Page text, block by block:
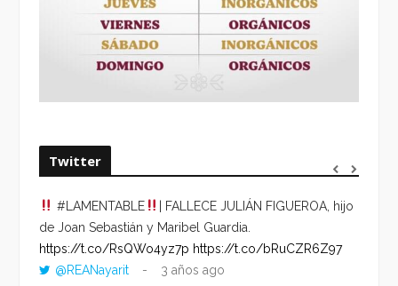
Twitter
#LAMENTABLE
| FALLECE JULIÁN FIGUEROA, hijo
de Joan Sebastián y Maribel Guardia.
https://t.co/RsQWo4yz7p https://t.co/bRuCZR6Z97
@REANayarit
3 años ago